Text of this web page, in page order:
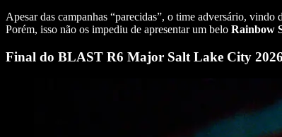
Apesar das campanhas “parecidas”, o time adversário,
Porém, isso não os impediu de apresentar um belo Rainbow
Final do BLAST R6 Major Salt Lake City 2026